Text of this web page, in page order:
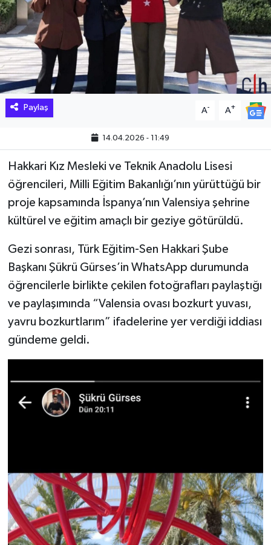
Paylaş A- A+
14.04.2026 - 11:49
Hakkari Kız Mesleki ve Teknik Anadolu Lisesi
öğrencileri, Milli Eğitim Bakanlığı’nın yürüttüğü bir
proje kapsamında İspanya’nın Valensiya şehrine
kültürel ve eğitim amaçlı bir geziye götürüldü.
Gezi sonrası, Türk Eğitim-Sen Hakkari Şube
Başkanı Şükrü Gürses’in WhatsApp durumunda
öğrencilerle birlikte çekilen fotoğrafları paylaştığı
ve paylaşımında “Valensia ovası bozkurt yuvası,
yavru bozkurtlarım” ifadelerine yer verdiği iddiası
gündeme geldi.
MAGAZİN
MAKALE
POLİTİKA
REKLAM
SİYASET
SPOR
TEKNOLOJİ